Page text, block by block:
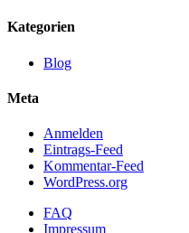
Kategorien
Blog
Meta
Anmelden
Eintrags-Feed
Kommentar-Feed
WordPress.org
FAQ
Impressum